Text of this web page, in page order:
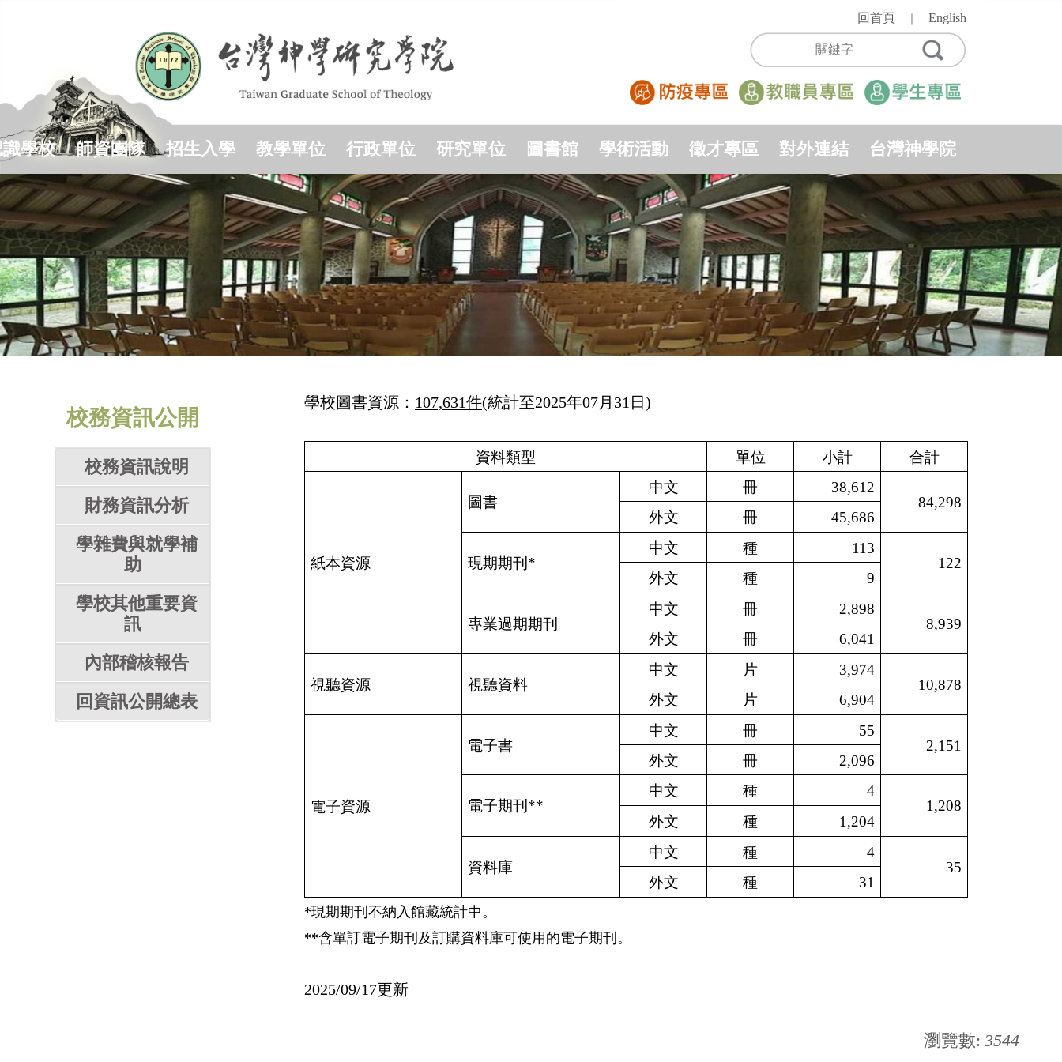
區
回首頁 ｜English
學校 師資團隊 招生入學 教學單位 行政單位 研究單位 圖書館 學術活動 徵才專區 對外連結 台灣神學院
校務資訊公開
校務資訊說明
財務資訊分析
學雜費與就學補
助
學校其他重要資
訊
內部稽核報告
回資訊公開總表
學校圖書資源： 107,631件(統計至2025年07月31日)
資料類型 單位 小計 合計
紙本資源
圖書
中文 冊
38,612
84,298
外文
冊 45,686
現期期刊*
中文 種
113
122
外文
種 9
專業過期期刊
中文 冊
2,898
8,939
外文
冊 6,041
視聽資源 視聽資料
中文 片
3,974
10,878
外文
片 6,904
電子資源
電子書
中文 冊
55
2,151
外文
冊 2,096
電子期刊**
中文 種
4
1,208
外文
種 1,204
資料庫
中文 種
4
35
外文
種 31
*現期期刊不納入館藏統計中。
**含單訂電子期刊及訂購資料庫可使用的電子期刊。
2025/09/17更新
瀏覽數: 3544